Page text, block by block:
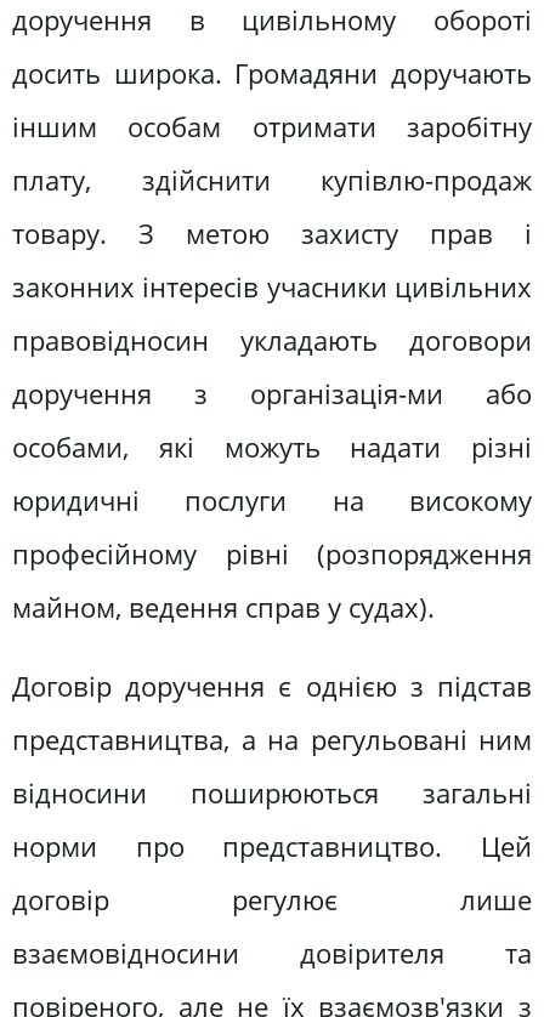
доручення в цивільному обороті
досить широка. Громадяни доручають
іншим особам отримати заробітну
плату, здійснити купівлю-продаж
товару. З метою захисту прав і
законних інтересів учасники цивільних
правовідносин укладають договори
доручення з організація-ми або
особами, які можуть надати різні
юридичні послуги на високому
професійному рівні (розпорядження
майном, ведення справ у судах).
Договір доручення є однією з підстав
представництва, а на регульовані ним
відносини поширюються загальні
норми про представництво. Цей
договір регулює лише
взаємовідносини довірителя та
повіреного, але не їх взаємозв'язки з